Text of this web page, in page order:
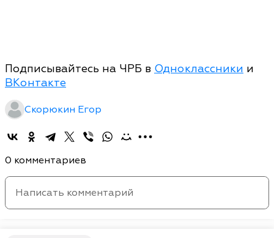
Подписывайтесь на ЧРБ в Одноклассники и
ВКонтакте
Скорюкин Егор
0 комментариев